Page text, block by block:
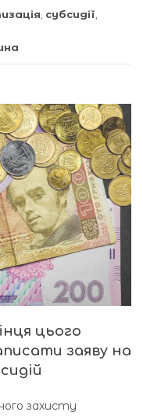
субсидії
цього
заяву на
захисту